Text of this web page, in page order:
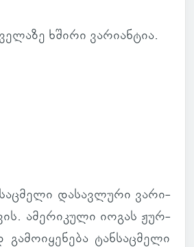
ხშირი ვა­რი­ან­ტია.
და­სავ­ლური ვა­რი­
ამე­რი­კული იოგას ჟურ­
ტან­საც­მელი